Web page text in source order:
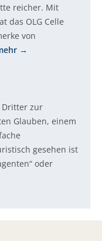
reicher. Mit
das OLG Celle
von
Dritter zur
Glauben, einem
gesehen ist
oder